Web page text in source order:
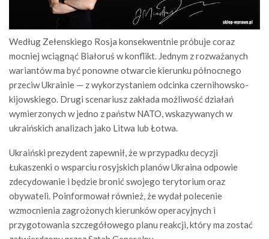
Według Zełenskiego Rosja konsekwentnie próbuje coraz
mocniej wciągnąć Białoruś w konflikt. Jednym z rozważanych
wariantów ma być ponowne otwarcie kierunku północnego
przeciw Ukrainie — z wykorzystaniem odcinka czernihowsko-
kijowskiego. Drugi scenariusz zakłada możliwość działań
wymierzonych w jedno z państw NATO, wskazywanych w
ukraińskich analizach jako Litwa lub Łotwa.
Ukraiński prezydent zapewnił, że w przypadku decyzji
Łukaszenki o wsparciu rosyjskich planów Ukraina odpowie
zdecydowanie i będzie bronić swojego terytorium oraz
obywateli. Poinformował również, że wydał polecenie
wzmocnienia zagrożonych kierunków operacyjnych i
przygotowania szczegółowego planu reakcji, który ma zostać